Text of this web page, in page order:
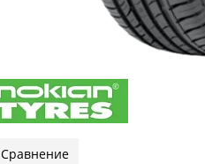
Сравнение